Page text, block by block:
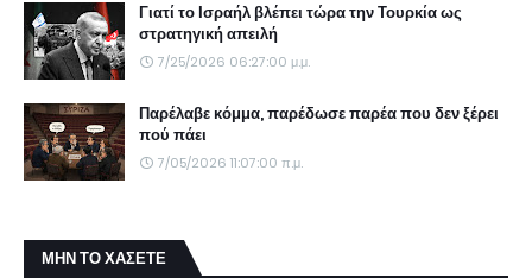
Γιατί το Ισραήλ βλέπει τώρα την Τουρκία ως
στρατηγική απειλή
7/25/2026 06:27:00 μ.μ.
Παρέλαβε κόμμα, παρέδωσε παρέα που δεν ξέρει
πού πάει
7/05/2026 11:07:00 π.μ.
ΜΗΝ ΤΟ ΧΑΣΕΤΕ